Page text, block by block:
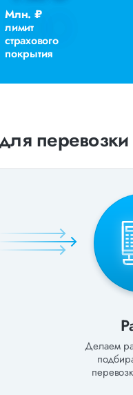
Млн. ₽
лимит
страхового
покрытия
перевозки
Делаем